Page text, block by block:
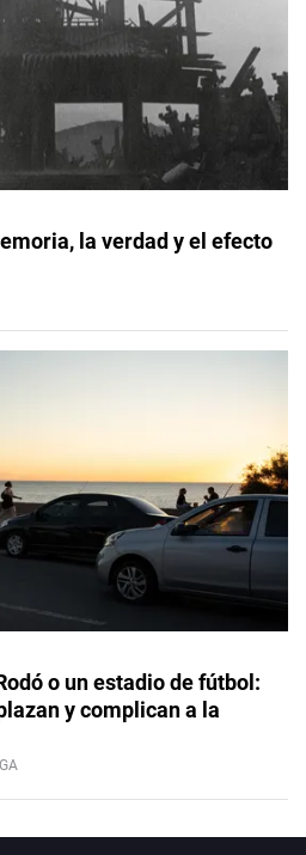
la verdad y el efecto
o un estadio de fútbol:
y complican a la